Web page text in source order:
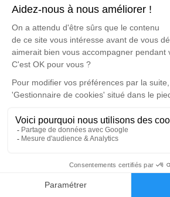
Faire-part
survenu le 18 Mars 2024 à l’âge de 50
La cérémonie religieuse sera célébrée
le lundi 25 Mars 2024 à 14 Heures 30.
messages de sympathie.